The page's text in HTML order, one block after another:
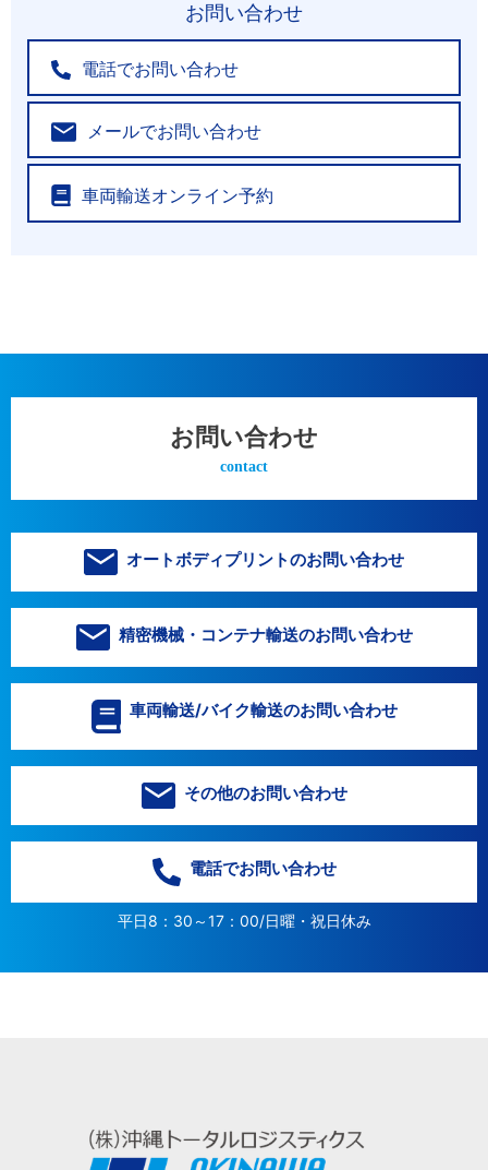
お問い合わせ
電話でお問い合わせ
メールでお問い合わせ
車両輸送オンライン予約
お問い合わせ
contact
オートボディプリントのお問い合わせ
精密機械・コンテナ輸送のお問い合わせ
車両輸送/バイク輸送のお問い合わせ
その他のお問い合わせ
電話でお問い合わせ
平日8：30～17：00/日曜・祝日休み